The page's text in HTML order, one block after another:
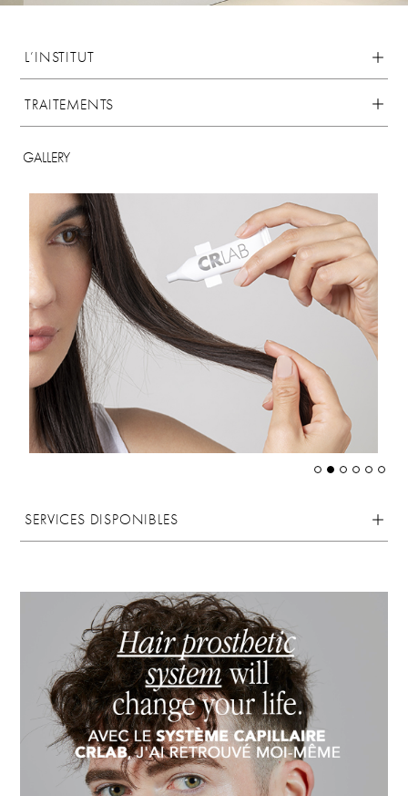
L’INSTITUT
TRAITEMENTS
GALLERY
SERVICES DISPONIBLES